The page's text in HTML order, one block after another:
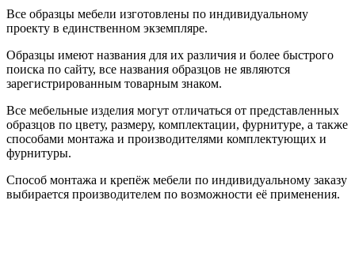
Все образцы мебели изготовлены по индивидуальному
проекту в единственном экземпляре.
Образцы имеют названия для их различия и более быстрого
поиска по сайту, все названия образцов не являются
зарегистрированным товарным знаком.
Все мебельные изделия могут отличаться от представленных
образцов по цвету, размеру, комплектации, фурнитуре, а также
способами монтажа и производителями комплектующих и
фурнитуры.
Способ монтажа и крепёж мебели по индивидуальному заказу
выбирается производителем по возможности её применения.